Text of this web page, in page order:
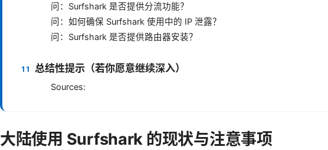
问：Surfshark 是否提供分流功能？
问：如何确保 Surfshark 使用中的 IP 泄露？
问：Surfshark 是否提供路由器安装？
总结性提示（若你愿意继续深入）
Sources:
大陆使用 Surfshark 的现状与注意事项